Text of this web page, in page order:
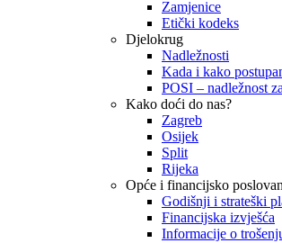
Zamjenice
Etički kodeks
Djelokrug
Nadležnosti
Kada i kako
POSI – nadležnost
Kako doći do nas?
Zagreb
Osijek
Split
Rijeka
Opće i financijsko
Godišnji i strateški
Financijska izvješća
Informacije o